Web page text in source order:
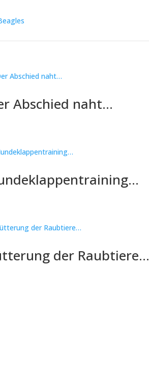
Abschied naht…
der Raubtiere…